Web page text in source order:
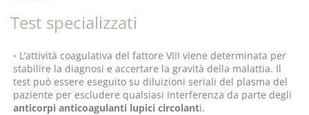
Test specializzati
L’attività coagulativa del fattore VIII viene determinata per
stabilire la diagnosi e accertare la gravità della malattia. Il
test può essere eseguito su diluizioni seriali del plasma del
paziente per escludere qualsiasi interferenza da parte degli
anticorpi anticoagulanti lupici circolanti.